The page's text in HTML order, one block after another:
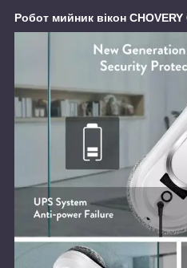
Робот мийник вікон CHOVERY